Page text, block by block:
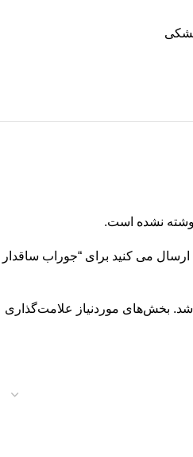
نشده است.
ارسال می کنید برای “جوراب ساقدار
شد. بخش‌های موردنیاز علامت‌گذاری